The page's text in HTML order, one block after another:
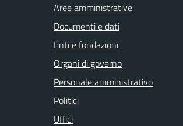
Aree amministrative
Documenti e dati
Enti e fondazioni
Organi di governo
Personale amministrativo
Politici
Uffici